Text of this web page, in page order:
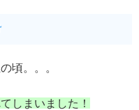
頃。。。
しまいました！